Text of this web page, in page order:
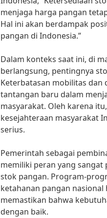
menjaga harga pangan
Hal ini akan berdampak
pangan di Indonesia.”
Dalam konteks saat ini, di
berlangsung, pentingnya
Keterbatasan mobilitas
tantangan baru dalam
masyarakat. Oleh karena
kesejahteraan masyarakat
serius.
Pemerintah sebagai
memiliki peran yang
stok pangan. Program-
ketahanan pangan
memastikan bahwa
dengan baik.